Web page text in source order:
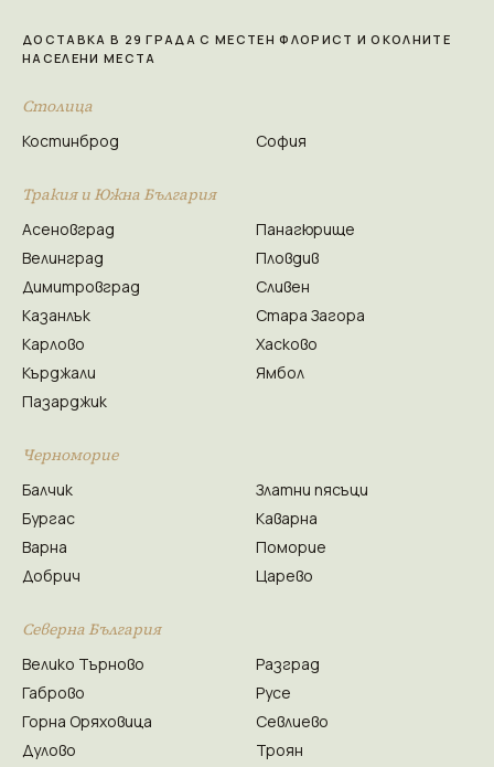
ДОСТАВКА В 29 ГРАДА С МЕСТЕН ФЛОРИСТ И ОКОЛНИТЕ
НАСЕЛЕНИ МЕСТА
Столица
Костинброд София
Тракия и Южна България
Асеновград
Велинград
Димитровград
Казанлък
Карлово
Кърджали
Пазарджик
Панагюрище
Пловдив
Сливен
Стара Загора
Хасково
Ямбол
Черноморие
Балчик
Бургас
Варна
Добрич
Златни пясъци
Каварна
Поморие
Царево
Северна България
Велико Търново
Габрово
Горна Оряховица
Дулово
Разград
Русе
Севлиево
Троян